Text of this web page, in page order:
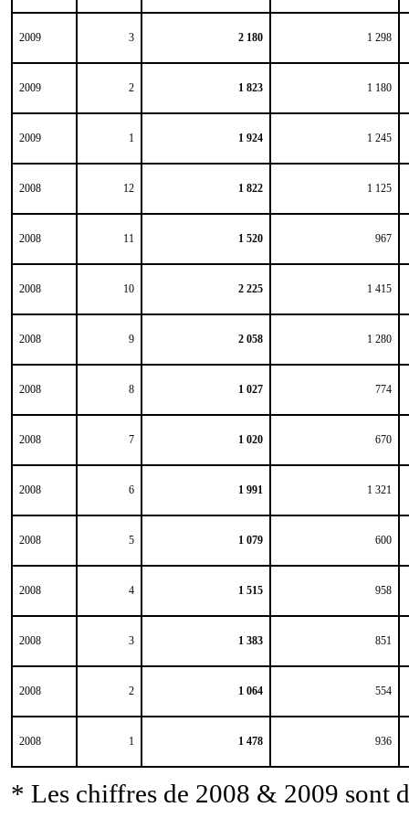
2009 3 2 180 1 298
2009 2 1 823 1 180
2009 1 1 924 1 245
2008 12 1 822 1 125
2008 11 1 520 967
2008 10 2 225 1 415
2008 9 2 058 1 280
2008 8 1 027 774
2008 7 1 020 670
2008 6 1 991 1 321
2008 5 1 079 600
2008 4 1 515 958
2008 3 1 383 851
2008 2 1 064 554
2008 1 1 478 936
* Les chiffres de 2008 & 2009 sont